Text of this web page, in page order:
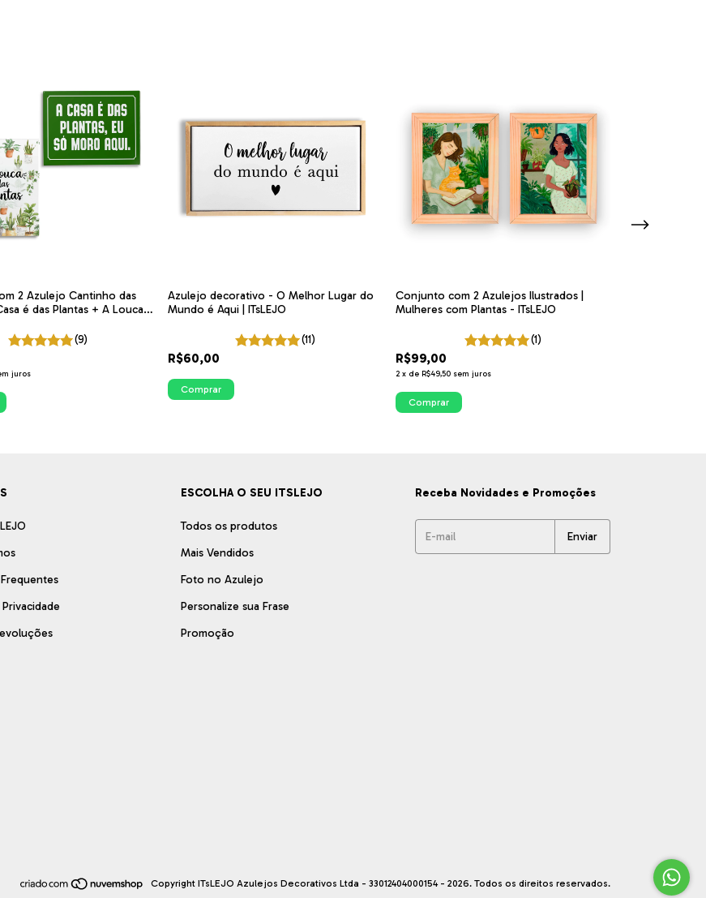
2 Azulejo Cantinho das
é das Plantas + A Louca
(9)
juros
Azulejo decorativo - O Melhor Lugar do
Mundo é Aqui | ITsLEJO
(11)
R$60,00
Comprar
Conjunto com 2 Azulejos Ilustrados |
Mulheres com Plantas - ITsLEJO
(1)
R$99,00
2 x de R$49,50 sem juros
Comprar
ESCOLHA O SEU ITSLEJO
Todos os produtos
Mais Vendidos
Foto no Azulejo
Personalize sua Frase
Promoção
Receba Novidades e Promoções
Copyright ITsLEJO Azulejos Decorativos Ltda - 33012404000154 - 2026. Todos os direitos reservados.